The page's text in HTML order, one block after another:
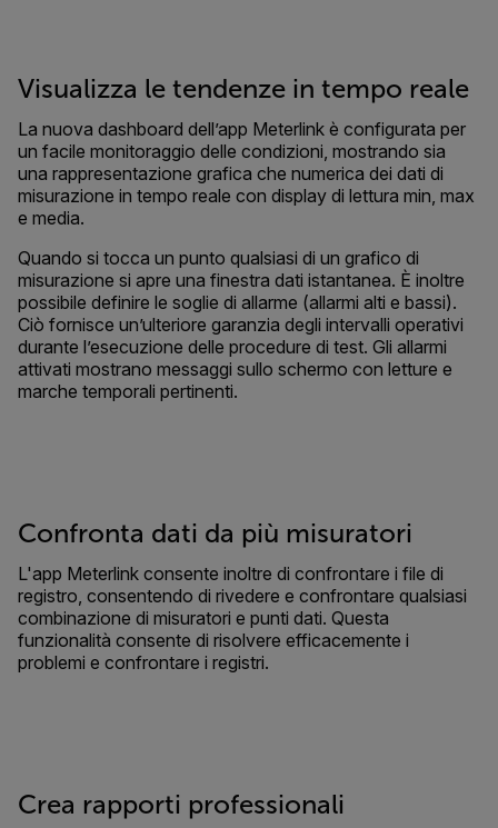
Visualizza le tendenze in tempo reale
La nuova dashboard dell’app Meterlink è configurata per
un facile monitoraggio delle condizioni, mostrando sia
una rappresentazione grafica che numerica dei dati di
misurazione in tempo reale con display di lettura min, max
e media.
Quando si tocca un punto qualsiasi di un grafico di
misurazione si apre una finestra dati istantanea. È inoltre
possibile definire le soglie di allarme (allarmi alti e bassi).
Ciò fornisce un’ulteriore garanzia degli intervalli operativi
durante l’esecuzione delle procedure di test. Gli allarmi
attivati mostrano messaggi sullo schermo con letture e
marche temporali pertinenti.
Confronta dati da più misuratori
L'app Meterlink consente inoltre di confrontare i file di
registro, consentendo di rivedere e confrontare qualsiasi
combinazione di misuratori e punti dati. Questa
funzionalità consente di risolvere efficacemente i
problemi e confrontare i registri.
Crea rapporti professionali